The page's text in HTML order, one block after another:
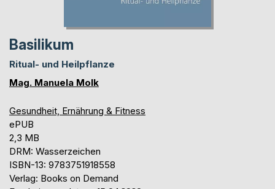
Basilikum
Ritual- und Heilpflanze
Mag. Manuela Molk
Gesundheit, Ernährung & Fitness
ePUB
2,3 MB
DRM: Wasserzeichen
ISBN-13: 9783751918558
Verlag: Books on Demand